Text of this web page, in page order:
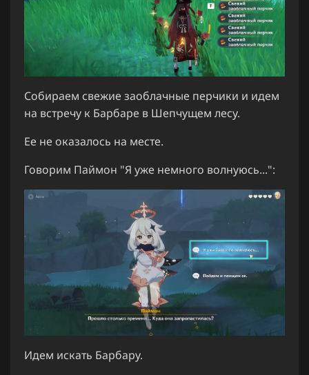
Собираем свежие заоблачные перчики и идем
на встречу к Барбаре в Шепчущем лесу.
Ее не оказалось на месте.
Говорим Паймон "Я уже немного волнуюсь...":
Идем искать Барбару.